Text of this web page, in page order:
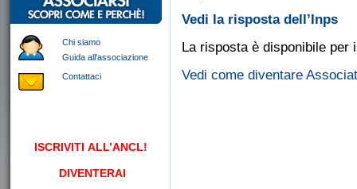
Chi siamo
Guida all'associazione
Contattaci
ISCRIVITI ALL’ANCL!
DIVENTERAI
Vedi la risposta dell’Inps
La risposta è disponibile per
Vedi come diventare